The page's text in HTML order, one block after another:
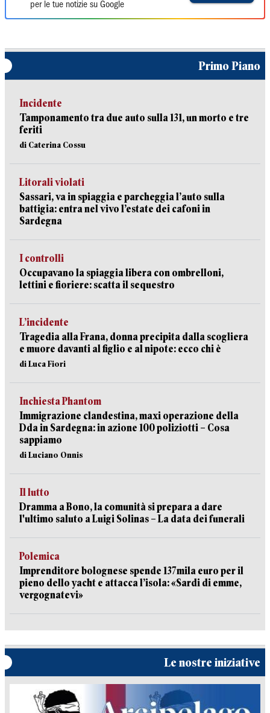
per le tue notizie su Google
Primo Piano
Incidente
Tamponamento tra due auto sulla 131, un morto e tre
feriti
di Caterina Cossu
Litorali violati
Sassari, va in spiaggia e parcheggia l’auto sulla
battigia: entra nel vivo l’estate dei cafoni in
Sardegna
I controlli
Occupavano la spiaggia libera con ombrelloni,
lettini e fioriere: scatta il sequestro
L’incidente
Tragedia alla Frana, donna precipita dalla scogliera
e muore davanti al figlio e al nipote: ecco chi è
di Luca Fiori
Inchiesta Phantom
Immigrazione clandestina, maxi operazione della
Dda in Sardegna: in azione 100 poliziotti – Cosa
sappiamo
di Luciano Onnis
Il lutto
Dramma a Bono, la comunità si prepara a dare
l'ultimo saluto a Luigi Solinas – La data dei funerali
Polemica
Imprenditore bolognese spende 137mila euro per il
pieno dello yacht e attacca l’isola: «Sardi di emme,
vergognatevi»
Le nostre iniziative